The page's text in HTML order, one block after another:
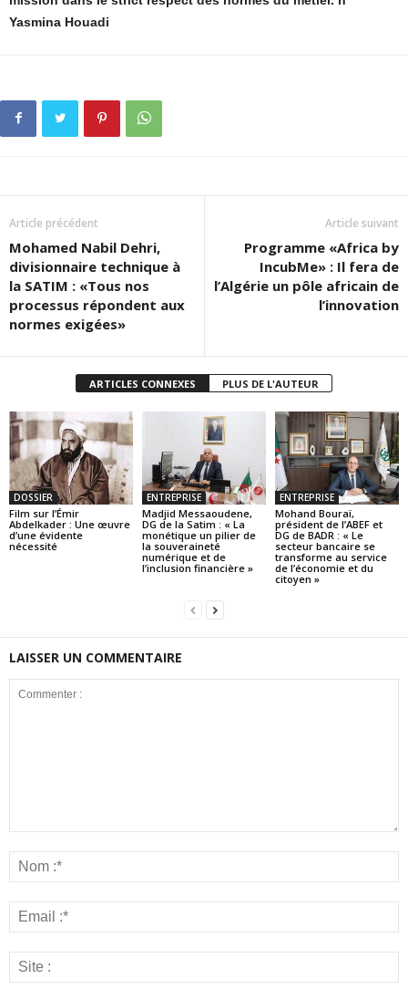
Yasmina Houadi
Article précédent
Mohamed Nabil Dehri,
divisionnaire technique à
la SATIM : «Tous nos
processus répondent aux
normes exigées»
Article suivant
Programme «Africa by
IncubMe» : Il fera de
l’Algérie un pôle africain de
l’innovation
ARTICLES CONNEXES PLUS DE L'AUTEUR
DOSSIER
Film sur l’Émir
Abdelkader : Une œuvre
d’une évidente
nécessité
ENTREPRISE
Madjid Messaoudene,
DG de la Satim : « La
monétique un pilier de
la souveraineté
numérique et de
l’inclusion financière »
ENTREPRISE
Mohand Bouraï,
président de l’ABEF et
DG de BADR : « Le
secteur bancaire se
transforme au service
de l’économie et du
citoyen »
LAISSER UN COMMENTAIRE